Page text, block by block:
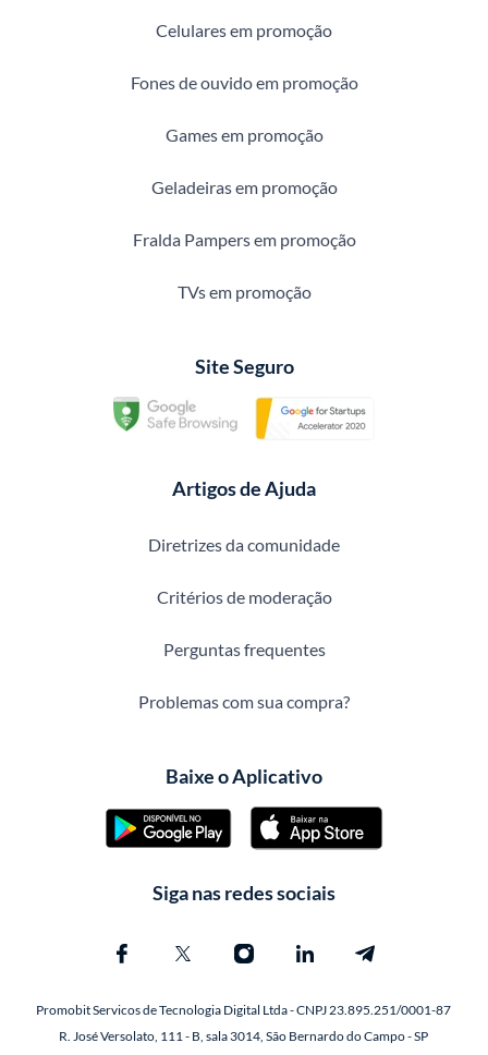
Celulares em promoção
Fones de ouvido em promoção
Games em promoção
Geladeiras em promoção
Fralda Pampers em promoção
TVs em promoção
Site Seguro
Artigos de Ajuda
Diretrizes da comunidade
Critérios de moderação
Perguntas frequentes
Problemas com sua compra?
Baixe o Aplicativo
Siga nas redes sociais
Promobit Servicos de Tecnologia Digital Ltda - CNPJ 23.895.251/0001-87
R. José Versolato, 111 - B, sala 3014, São Bernardo do Campo - SP